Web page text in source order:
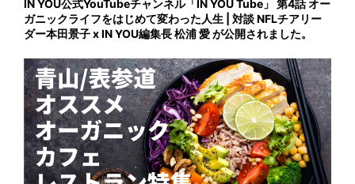
IN YOU公式YouTubeチャンネル「IN YOU Tube」 第4話 オー
ガニックライフをはじめて変わった人生 | 対談 NFLチアリー
ダー本田景子 x IN YOU編集長 松浦 愛 が公開されました。